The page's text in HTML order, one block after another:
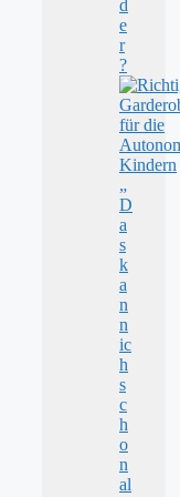
d
e
r
?
„
D
a
s
k
a
n
n
ic
h
s
c
h
o
n
al